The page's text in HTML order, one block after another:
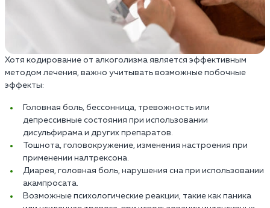
Хотя кодирование от алкоголизма является эффективным
методом лечения, важно учитывать возможные побочные
эффекты:
Головная боль, бессонница, тревожность или
депрессивные состояния при использовании
дисульфирама и других препаратов.
Тошнота, головокружение, изменения настроения при
применении налтрексона.
Диарея, головная боль, нарушения сна при использовании
акампросата.
Возможные психологические реакции, такие как паника